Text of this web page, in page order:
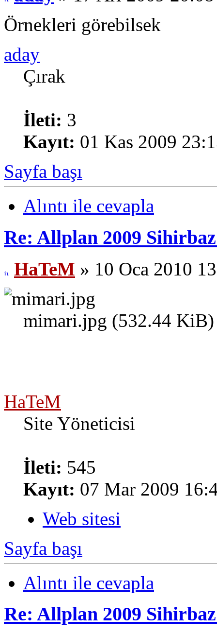
Örnekleri görebilsek
aday
Çırak
İleti: 3
Kayıt: 01 Kas 2009
Sayfa başı
Alıntı ile cevapla
Re: Allplan 2009
HaTeM » 10 Oca 2010
mimari.jpg (532.44
HaTeM
Site Yöneticisi
İleti: 545
Kayıt: 07 Mar 2009
Web sitesi
Sayfa başı
Alıntı ile cevapla
Re: Allplan 2009